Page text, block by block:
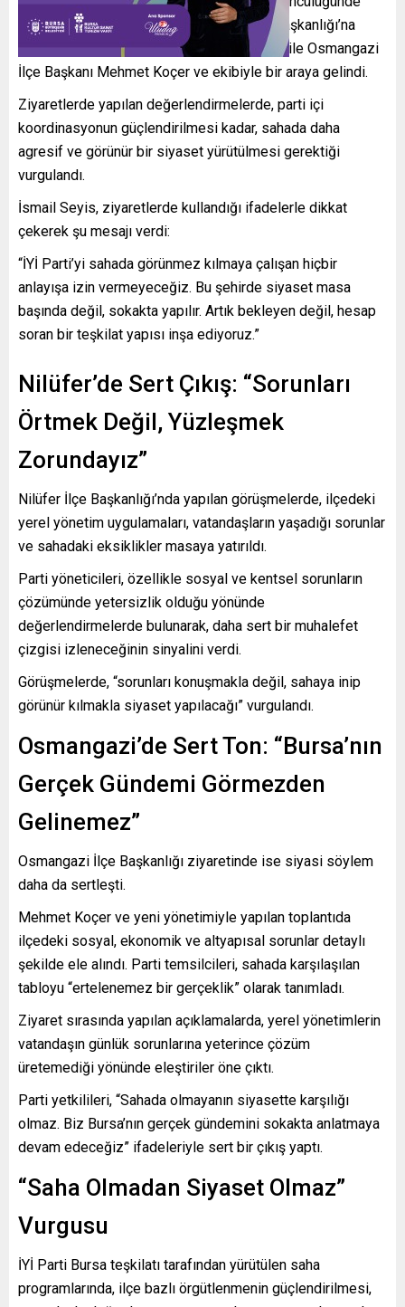
gerçekleştirilen ziyaretlerde, Nilüfer İlçe Başkanlığı’na
atanan Selahattin Çakmak ve yeni yönetimi ile Osmangazi
İlçe Başkanı Mehmet Koçer ve ekibiyle bir araya gelindi.
Ziyaretlerde yapılan değerlendirmelerde, parti içi
koordinasyonun güçlendirilmesi kadar, sahada daha
agresif ve görünür bir siyaset yürütülmesi gerektiği
vurgulandı.
İsmail Seyis, ziyaretlerde kullandığı ifadelerle dikkat
çekerek şu mesajı verdi:
“İYİ Parti’yi sahada görünmez kılmaya çalışan hiçbir
anlayışa izin vermeyeceğiz. Bu şehirde siyaset masa
başında değil, sokakta yapılır. Artık bekleyen değil, hesap
soran bir teşkilat yapısı inşa ediyoruz.”
Nilüfer’de Sert Çıkış: “Sorunları
Örtmek Değil, Yüzleşmek
Zorundayız”
Nilüfer İlçe Başkanlığı’nda yapılan görüşmelerde, ilçedeki
yerel yönetim uygulamaları, vatandaşların yaşadığı sorunlar
ve sahadaki eksiklikler masaya yatırıldı.
Parti yöneticileri, özellikle sosyal ve kentsel sorunların
çözümünde yetersizlik olduğu yönünde
değerlendirmelerde bulunarak, daha sert bir muhalefet
çizgisi izleneceğinin sinyalini verdi.
Görüşmelerde, “sorunları konuşmakla değil, sahaya inip
görünür kılmakla siyaset yapılacağı” vurgulandı.
Osmangazi’de Sert Ton: “Bursa’nın
Gerçek Gündemi Görmezden
Gelinemez”
Osmangazi İlçe Başkanlığı ziyaretinde ise siyasi söylem
daha da sertleşti.
Mehmet Koçer ve yeni yönetimiyle yapılan toplantıda
ilçedeki sosyal, ekonomik ve altyapısal sorunlar detaylı
şekilde ele alındı. Parti temsilcileri, sahada karşılaşılan
tabloyu “ertelenemez bir gerçeklik” olarak tanımladı.
Ziyaret sırasında yapılan açıklamalarda, yerel yönetimlerin
vatandaşın günlük sorunlarına yeterince çözüm
üretemediği yönünde eleştiriler öne çıktı.
Parti yetkilileri, “Sahada olmayanın siyasette karşılığı
olmaz. Biz Bursa’nın gerçek gündemini sokakta anlatmaya
devam edeceğiz” ifadeleriyle sert bir çıkış yaptı.
“Saha Olmadan Siyaset Olmaz”
Vurgusu
İYİ Parti Bursa teşkilatı tarafından yürütülen saha
programlarında, ilçe bazlı örgütlenmenin güçlendirilmesi,